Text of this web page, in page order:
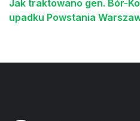
Jak traktowano gen. Bór-
upadku Powstania